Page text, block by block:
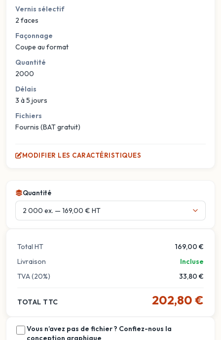
Vernis sélectif
2 faces
Façonnage
Coupe au format
Quantité
2000
Délais
3 à 5 jours
Fichiers
Fournis (BAT gratuit)
MODIFIER LES CARACTÉRISTIQUES
Quantité
Total HT
169,00 €
Livraison
Incluse
TVA (20%)
33,80 €
TOTAL TTC 202,80 €
Vous n’avez pas de fichier ? Confiez-nous la
conception graphique